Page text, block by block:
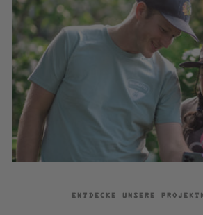
ENTDECKE UNSERE